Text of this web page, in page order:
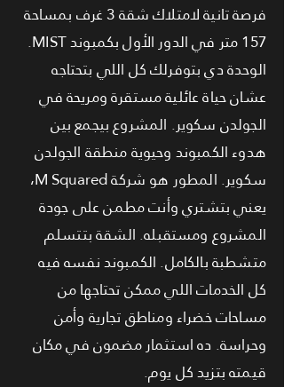
فرصة تانية لامتلاك شقة 3 غرف بمساحة
157 متر في الدور الأول بكمبوند MIST.
الوحدة دي بتوفرلك كل اللي بتحتاجه
عشان حياة عائلية مستقرة ومريحة في
الجولدن سكوير. المشروع بيجمع بين
هدوء الكمبوند وحيوية منطقة الجولدن
سكوير. المطور هو شركة M Squared،
يعني بتشتري وأنت مطمن على جودة
المشروع ومستقبله. الشقة بتتسلم
متشطبة بالكامل. الكمبوند نفسه فيه
كل الخدمات اللي ممكن تحتاجها من
مساحات خضراء ومناطق تجارية وأمن
وحراسة. ده استثمار مضمون في مكان
قيمته بتزيد كل يوم.